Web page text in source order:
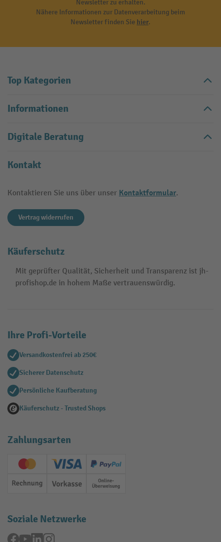
Newsletter zu erhalten.
Nähere Informationen zur Datenverarbeitung beim
Newsletter finden Sie hier.
Top Kategorien
Informationen
Digitale Beratung
Kontakt
Kontaktieren Sie uns über unser Kontaktformular.
Vertrag widerrufen
Käuferschutz
Mit geprüfter Qualität, Sicherheit und Transparenz ist jh-
profishop.de in hohem Maße vertrauenswürdig.
Ihre Profi-Vorteile
Versandkostenfrei ab 250€
Sicherer Datenschutz
Persönliche Kaufberatung
Käuferschutz - Trusted Shops
Zahlungsarten
Creditcard (Master)Creditcard (Visa)
PayPal
Rechnung Vorkasse Online-Überweisung
Soziale Netzwerke
Facebook
YouTubeLinkedInInstagram